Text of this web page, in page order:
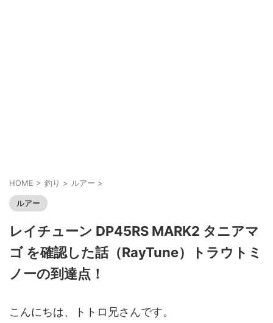
HOME > 釣り > ルアー >
ルアー
レイチューン DP45RS MARK2 タニアマ
ゴ を確認した話（RayTune）トラウトミ
ノーの到達点！
こんにちは、トトロ兄さんです。